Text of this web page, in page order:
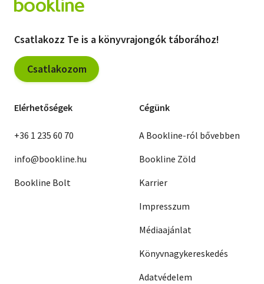
Csatlakozz Te is a könyvrajongók táborához!
Csatlakozom
Elérhetőségek
+36 1 235 60 70
info@bookline.hu
Bookline Bolt
Cégünk
A Bookline-ról bővebben
Bookline Zöld
Karrier
Impresszum
Médiaajánlat
Könyvnagykereskedés
Adatvédelem